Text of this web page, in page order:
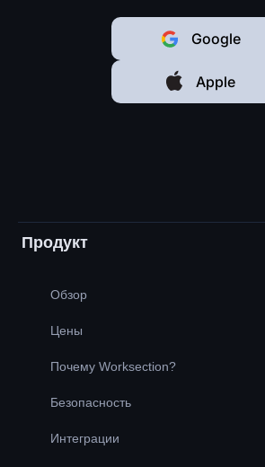
Google
Apple
Продукт
Обзор
Цены
Почему Worksection?
Безопасность
Интеграции